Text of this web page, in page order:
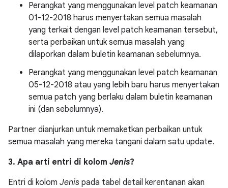
Perangkat yang menggunakan level patch keamanan
01-12-2018 harus menyertakan semua masalah
yang terkait dengan level patch keamanan tersebut,
serta perbaikan untuk semua masalah yang
dilaporkan dalam buletin keamanan sebelumnya.
Perangkat yang menggunakan level patch keamanan
05-12-2018 atau yang lebih baru harus menyertakan
semua patch yang berlaku dalam buletin keamanan
ini (dan sebelumnya).
Partner dianjurkan untuk memaketkan perbaikan untuk
semua masalah yang mereka tangani dalam satu update.
3. Apa arti entri di kolom Jenis?
Entri di kolom Jenis pada tabel detail kerentanan akan